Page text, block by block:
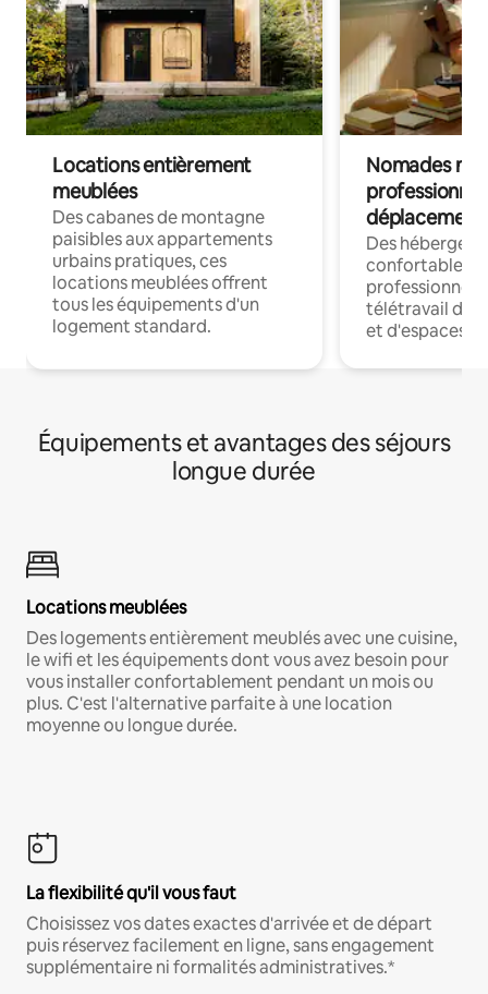
Locations entièrement
meublées
Des cabanes de montagne
paisibles aux appartements
urbains pratiques, ces
locations meublées offrent
tous les équipements d'un
logement standard.
Nomades
déplacement
Des
confortables
professionnels
télétravail
et d'espaces
Équipements et avantages des séjours
longue durée
Locations meublées
Des logements entièrement meublés avec une cuisine,
le wifi et les équipements dont vous avez besoin pour
vous installer confortablement pendant un mois ou
plus. C'est l'alternative parfaite à une location
moyenne ou longue durée.
La flexibilité qu'il vous faut
Choisissez vos dates exactes d'arrivée et de départ
puis réservez facilement en ligne, sans engagement
supplémentaire ni formalités administratives.*